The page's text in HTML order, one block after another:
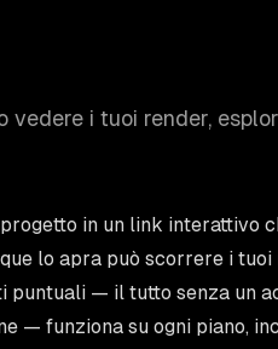
i tuoi render,
in un link interattivo
lo apra può scorrere i
puntuali — il tutto senza un
— funziona su ogni piano,